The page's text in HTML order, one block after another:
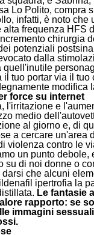
Lo Polito, compra
infatti, è noto che
frequenza HFS
chirurgia
potenziali
dalla
il tuo portar via il
modifica
force su internet
l'irritazione e
medio
al giorno e, di
a cercare un'area
violenza contro le
un punto debole,
su di noi donne o
che alcuni
ipertrofia la
Le fantasie
rapporto: se
immagini